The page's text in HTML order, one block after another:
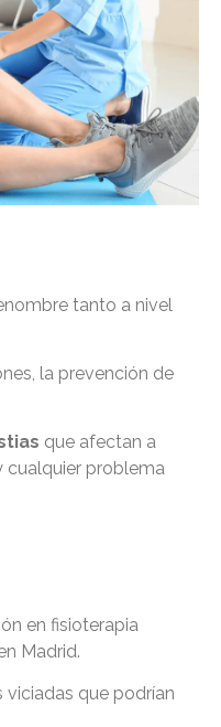
tanto a nivel
la prevención de
que afectan a
cualquier problema
en fisioterapia
Madrid.
viciadas que podrían